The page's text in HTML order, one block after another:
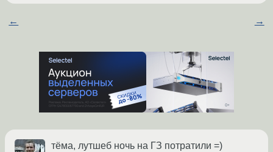
← →
тёма, лутшеб ночь на ГЗ потратили =)